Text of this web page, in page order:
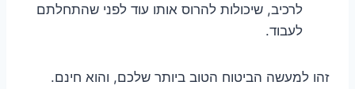
לרכיב, שיכולות להרוס אותו עוד לפני שהתחלתם
לעבוד.
זהו למעשה הביטוח הטוב ביותר שלכם, והוא חינם.